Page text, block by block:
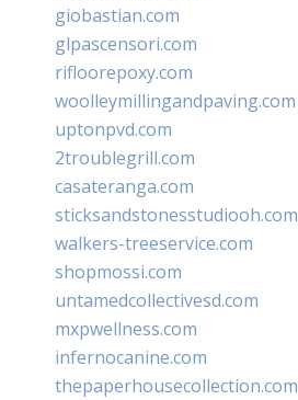
giobastian.com
glpascensori.com
rifloorepoxy.com
woolleymillingandpaving.com
uptonpvd.com
2troublegrill.com
casateranga.com
sticksandstonesstudiooh.com
walkers-treeservice.com
shopmossi.com
untamedcollectivesd.com
mxpwellness.com
infernocanine.com
thepaperhousecollection.com